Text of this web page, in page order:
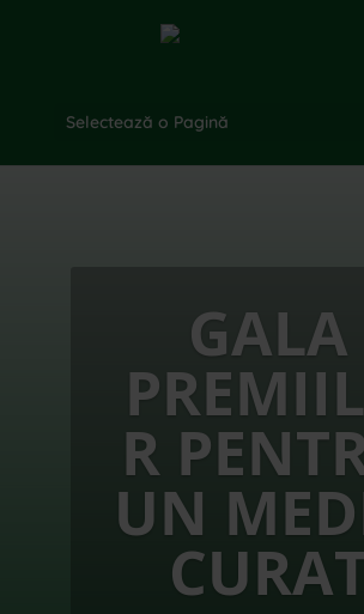
Selectează o Pagină
GALA
R
UN